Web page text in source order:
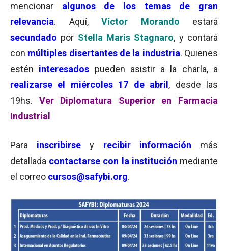
mencionar algunos de los temas de gran
relevancia. Aquí, Víctor Morando estará
secundado por Stella Maris Stagnaro, y contará
con múltiples disertantes de la industria. Quienes
estén interesados pueden asistir a la charla, a
realizarse el miércoles 17 de abril , desde las
19hs. Ver Diplomatura Superior en Farmacia
Industrial
Para inscribirse y recibir información más
detallada contactarse con la institución mediante
el correo cursos@safybi.org.